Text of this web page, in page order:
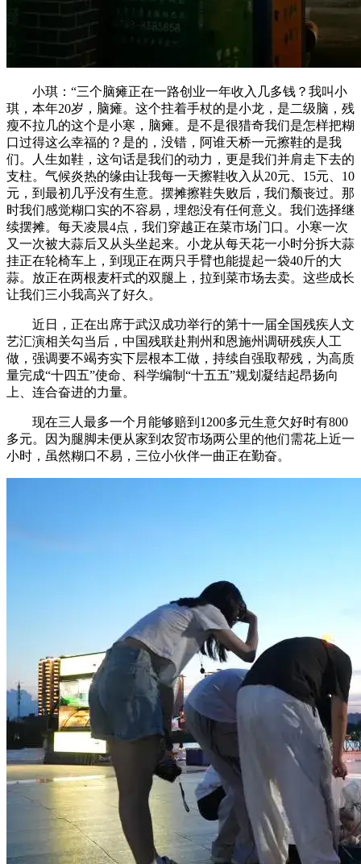
小琪：“三个脑瘫正在一路创业一年收入几多钱？我叫小
琪，本年20岁，脑瘫。这个拄着手杖的是小龙，是二级脑，残
瘦不拉几的这个是小寒，脑瘫。是不是很猎奇我们是怎样把糊
口过得这么幸福的？是的，没错，阿谁天桥一元擦鞋的是我
们。人生如鞋，这句话是我们的动力，更是我们并肩走下去的
支柱。气候炎热的缘由让我每一天擦鞋收入从20元、15元、10
元，到最初几乎没有生意。摆摊擦鞋失败后，我们颓丧过。那
时我们感觉糊口实的不容易，埋怨没有任何意义。我们选择继
续摆摊。每天凌晨4点，我们穿越正在菜市场门口。小寒一次
又一次被大蒜后又从头坐起来。小龙从每天花一小时分拆大蒜
挂正在轮椅车上，到现正在两只手臂也能提起一袋40斤的大
蒜。放正在两根麦杆式的双腿上，拉到菜市场去卖。这些成长
让我们三小我高兴了好久。
近日，正在出席于武汉成功举行的第十一届全国残疾人文
艺汇演相关勾当后，中国残联赴荆州和恩施州调研残疾人工
做，强调要不竭夯实下层根本工做，持续自强取帮残，为高质
量完成“十四五”使命、科学编制“十五五”规划凝结起昂扬向
上、连合奋进的力量。
现在三人最多一个月能够赔到1200多元生意欠好时有800
多元。因为腿脚未便从家到农贸市场两公里的他们需花上近一
小时，虽然糊口不易，三位小伙伴一曲正在勤奋。